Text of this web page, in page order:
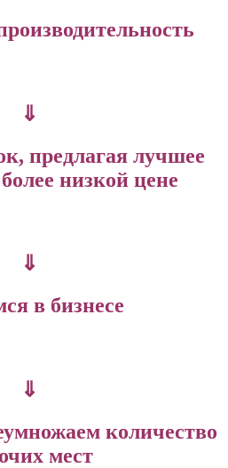
⇓
предлагая лучшее
низкой цене
⇓
в бизнесе
⇓
количество
мест